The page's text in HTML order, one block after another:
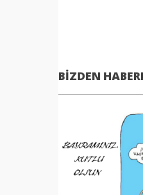
BIZDEN